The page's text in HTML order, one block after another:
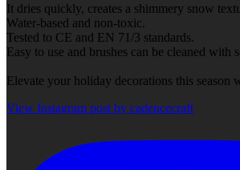
It dries quickly, creates a shimmery snow
Water-based and non-toxic.
Tested to CE and EN 71/3 standards.
Easy to use and brushes can be cleaned with
Elevate your holiday decorations this season
View Instagram post by cadencecraft